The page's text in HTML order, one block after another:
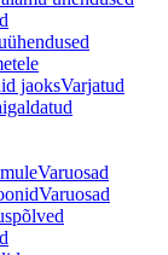
jaoksVarjatud
Varuosad
Varuosad